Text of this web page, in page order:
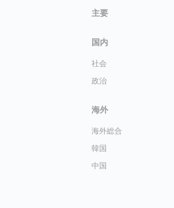
主要
国内
社会
政治
海外
海外総合
韓国
中国